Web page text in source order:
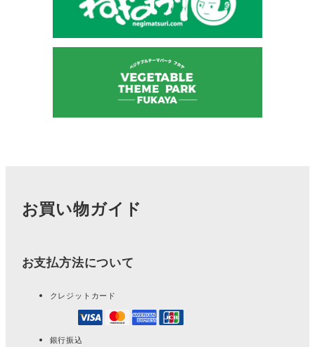
お買い物ガイド
お支払方法について
クレジットカード
銀行振込